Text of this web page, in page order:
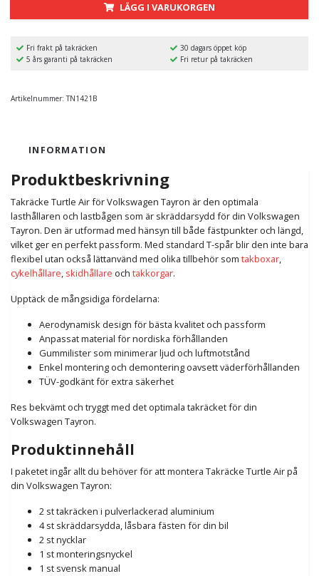
LÄGG I VARUKORGEN
Fri frakt på takräcken
30 dagars öppet köp
5 års garanti på takräcken
Fri retur på takräcken
Artikelnummer: TN1421B
INFORMATION
Produktbeskrivning
Takräcke Turtle Air för Volkswagen Tayron är den optimala
lasthållaren och lastbågen som är skräddarsydd för din Volkswagen
Tayron. Den är utformad med hänsyn till både fästpunkter och längd,
vilket ger en perfekt passform. Med standard T-spår blir den inte bara
flexibel utan också lättanvänd med olika tillbehör som takboxar,
cykelhållare, skidhållare och takkorgar.
Upptäck de mångsidiga fördelarna:
Aerodynamisk design för bästa kvalitet och passform
Anpassat material för nordiska förhållanden
Gummilister som minimerar ljud och luftmotstånd
Enkel montering och demontering oavsett väderförhållanden
TÜV-godkänt för extra säkerhet
Res bekvämt och tryggt med det optimala takräcket för din
Volkswagen Tayron.
Produktinnehåll
I paketet ingår allt du behöver för att montera Takräcke Turtle Air på
din Volkswagen Tayron:
2 st takräcken i pulverlackerad aluminium
4 st skräddarsydda, låsbara fästen för din bil
2 st nycklar
1 st monteringsnyckel
1 st svensk manual